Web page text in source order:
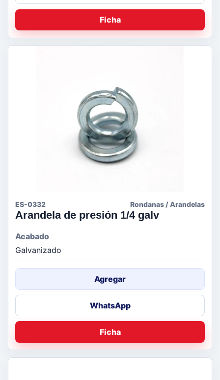
Ficha
ES-0332 Rondanas / Arandelas
Arandela de presión 1/4 galv
Acabado
Galvanizado
Agregar
WhatsApp
Ficha